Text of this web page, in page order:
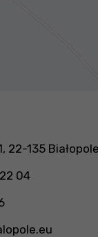
22-135 Białopole
04